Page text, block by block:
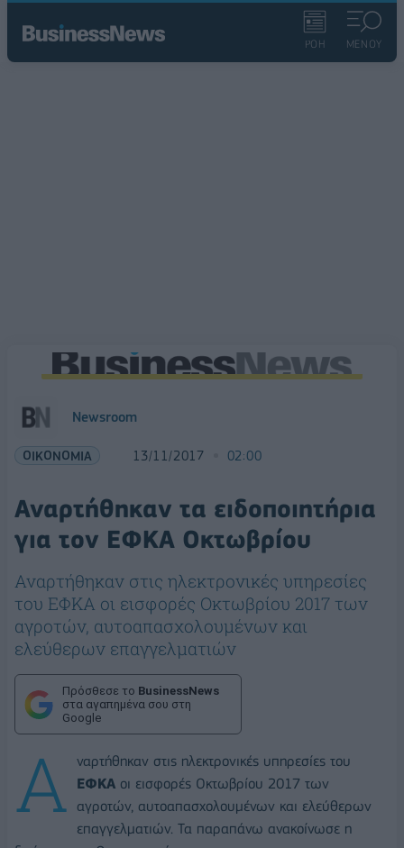
ΡΟΗ ΜΕΝΟΥ
Newsroom
ΟΙΚΟΝΟΜΙΑ 13/11/2017 02:00
Αναρτήθηκαν τα ειδοποιητήρια
για τον ΕΦΚΑ Οκτωβρίου
Αναρτήθηκαν στις ηλεκτρονικές υπηρεσίες
του ΕΦΚΑ οι εισφορές Οκτωβρίου 2017 των
αγροτών, αυτοαπασχολουμένων και
ελεύθερων επαγγελματιών
Πρόσθεσε το BusinessNews
στα αγαπημένα σου στη
Google
Α ναρτήθηκαν στις ηλεκτρονικές υπηρεσίες του
ΕΦΚΑ οι εισφορές Οκτωβρίου 2017 των
αγροτών, αυτοαπασχολουμένων και ελεύθερων
επαγγελματιών. Τα παραπάνω ανακοίνωσε η